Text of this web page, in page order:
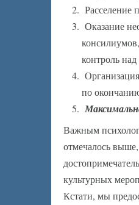
Расселение
Оказание
контроль
по
Важным
отмечалось
культурных
Кстати, мы